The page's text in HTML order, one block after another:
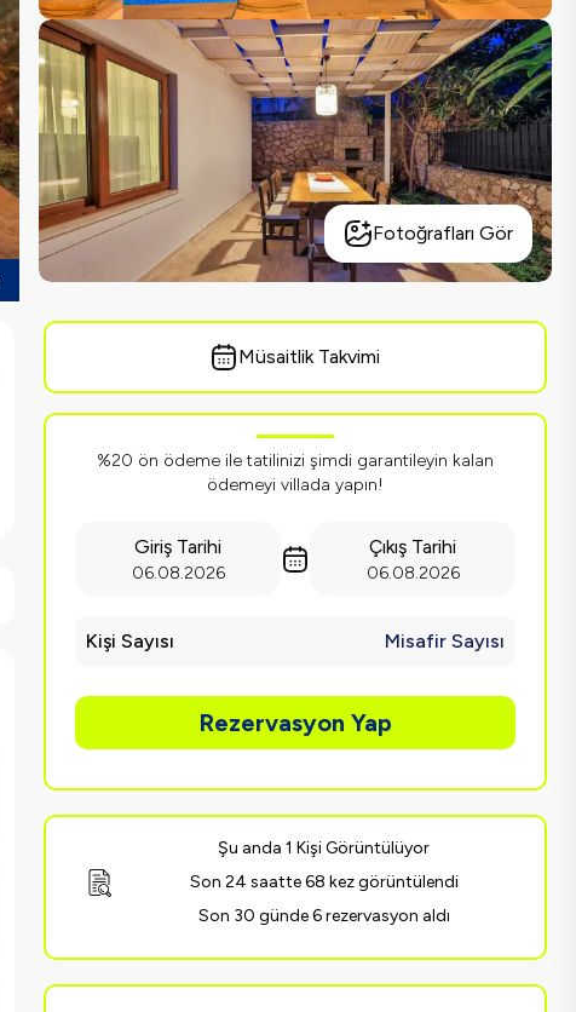
Fotoğrafları Gör
Müsaitlik Takvimi
%20 ön ödeme ile tatilinizi şimdi garantileyin kalan
ödemeyi villada yapın!
Giriş Tarihi
06.08.2026
Çıkış Tarihi
06.08.2026
Kişi Sayısı Misafir Sayısı
Rezervasyon Yap
Şu anda 1 Kişi Görüntülüyor
Son 24 saatte 68 kez görüntülendi
Son 30 günde 6 rezervasyon aldı